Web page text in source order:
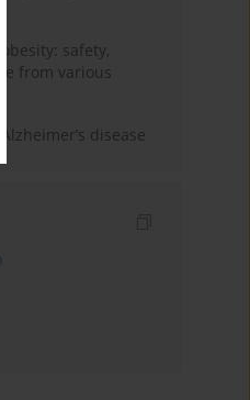
safety,
from various
disease